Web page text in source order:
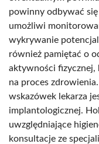
powinny odbywać się
umożliwi
wykrywanie
również pamiętać o
aktywności fizycznej,
na proces
wskazówek lekarza
implantologicznej.
uwzględniające
konsultacje ze